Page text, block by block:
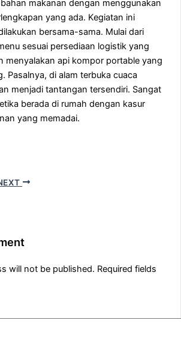
makanan dengan menggunakan
yang ada. Kegiatan ini
bersama-sama. Mulai dari
sesuai persediaan logistik yang
menyalakan api kompor portable yang
Pasalnya, di alam terbuka cuaca
menjadi tantangan tersendiri. Sangat
berada di rumah dengan kasur
yang memadai.
will not be published. Required fields